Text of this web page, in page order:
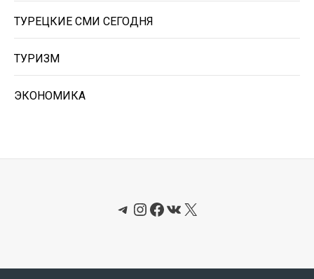
ТУРЕЦКИЕ СМИ СЕГОДНЯ
ТУРИЗМ
ЭКОНОМИКА
Telegram
Instagram
Facebook
ВКонтакте
X